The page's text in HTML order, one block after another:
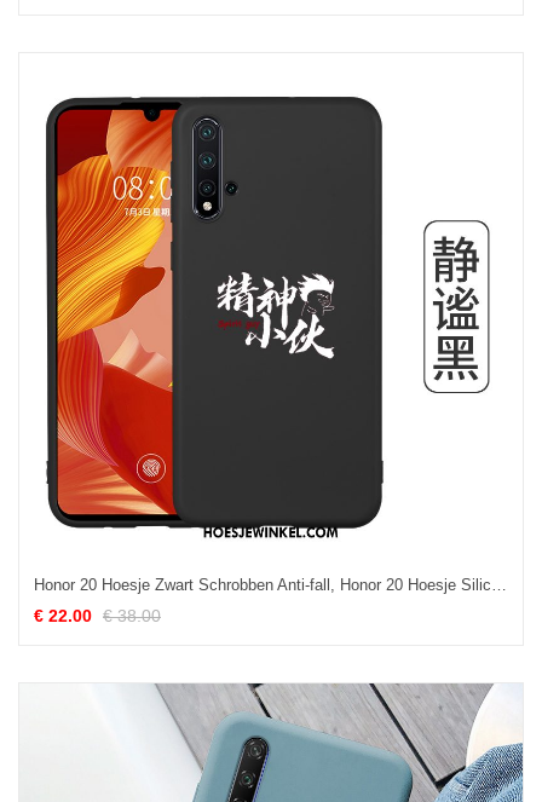
Honor 20 Hoesje Zwart Schrobben Anti-fall, Honor 20 Hoesje Siliconen Zacht
€ 22.00 € 38.00